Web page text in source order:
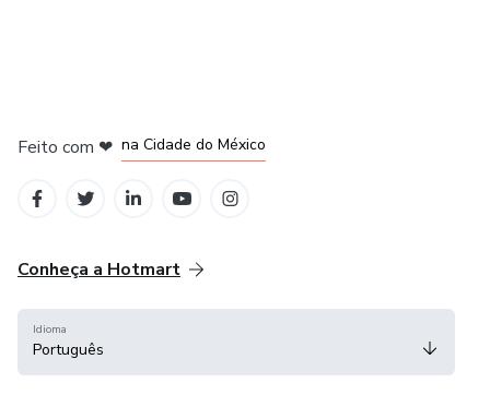
Feito com ❤ na Cidade do México
Conheça a Hotmart
Idioma
Português